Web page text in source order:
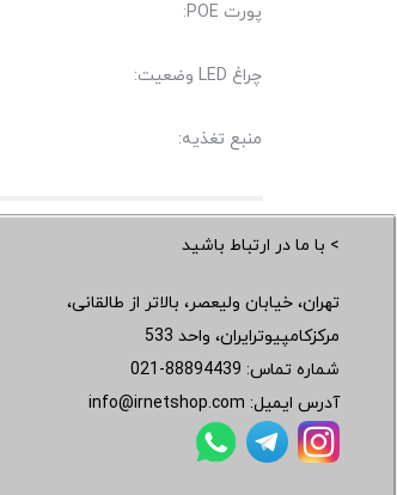
پورت POE:
چراغ LED وضعیت:
منبع تغذیه:
> با ما در ارتباط باشید
تهران، خیابان ولیعصر، بالاتر از طالقانی،
مرکزکامپیوترایران، واحد 533
شماره تماس: 021-88894439
آدرس ایمیل: info@irnetshop.com